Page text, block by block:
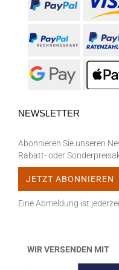
NEWSLETTER
Abonnieren Sie unseren
Rabatt- oder
Eine Abmeldung ist
WIR VERSENDEN MIT